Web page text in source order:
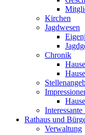
Kirchen
Jagdwesen
Chronik
Rathaus und
Verwaltung